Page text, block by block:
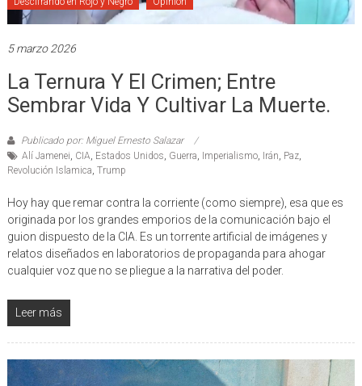
5 marzo 2026
La Ternura Y El Crimen; Entre
Sembrar Vida Y Cultivar La Muerte.
Publicado por: Miguel Ernesto Salazar
Alí Jamenei CIA Estados Unidos Guerra Imperialismo, Irán Paz,
Revolución Islamica Trump
Hoy hay que remar contra la corriente (como siempre), esa que es
originada por los grandes emporios de la comunicación bajo el
guion dispuesto de la CIA. Es un torrente artificial de imágenes y
relatos diseñados en laboratorios de propaganda para ahogar
cualquier voz que no se pliegue a la narrativa del poder.
Leer más